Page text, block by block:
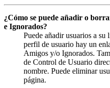
¿Cómo se puede añadir o
e Ignorados?
Puede añadir usuarios a su
perfil de usuario hay un
Amigos y/o Ignorados.
de Control de Usuario
nombre. Puede eliminar
página.